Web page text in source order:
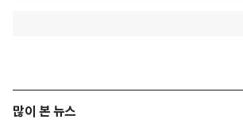
많이 본 뉴스